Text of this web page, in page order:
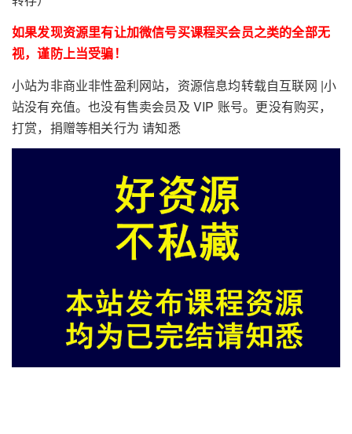
如果发现资源里有让加微信号买课程买会员之类的全部无
视，谨防上当受骗！
小站为非商业非性盈利网站，资源信息均转载自互联网 |小
站没有充值。也没有售卖会员及 VIP 账号。更没有购买，
打赏，捐赠等相关行为 请知悉